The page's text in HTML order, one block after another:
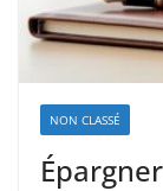
NON CLASSÉ